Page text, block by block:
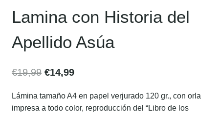
Lamina con Historia del
Apellido Asúa
€19,99 €14,99
Lámina tamaño A4 en papel verjurado 120 gr., con orla
impresa a todo color, reproducción del “Libro de los